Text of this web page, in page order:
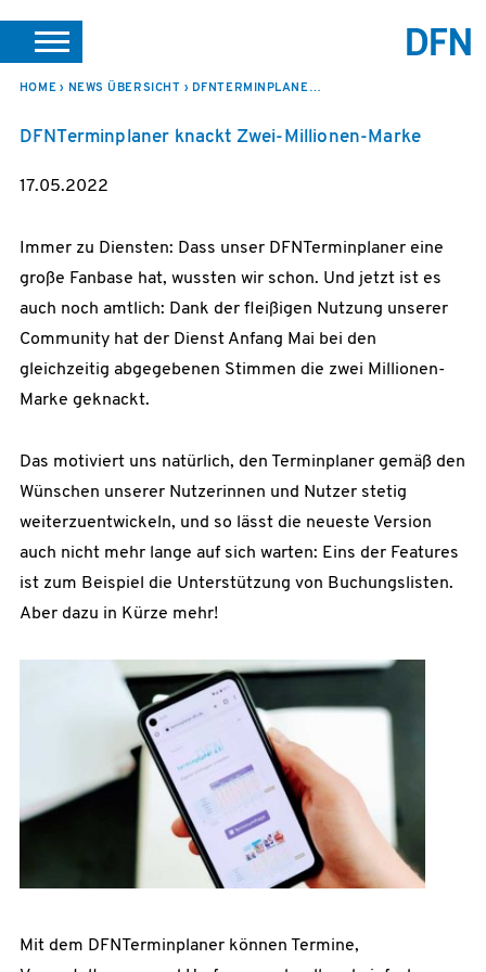
SUCHE PORTALE SUPPORT JOBS LEICHTE SPRACHE
VEREIN INTERN
HOME NEWS ÜBERSICHT DFNTERMINPLANER KNACKT ZWEI-MILLIONEN-MARKE
DFNTerminplaner knackt Zwei-Millionen-Marke
17.05.2022
Immer zu Diensten: Dass unser DFNTerminplaner eine
große Fanbase hat, wussten wir schon. Und jetzt ist es
auch noch amtlich: Dank der fleißigen Nutzung unserer
Community hat der Dienst Anfang Mai bei den
gleichzeitig abgegebenen Stimmen die zwei Millionen-
Marke geknackt.
Das motiviert uns natürlich, den Terminplaner gemäß den
Wünschen unserer Nutzerinnen und Nutzer stetig
weiterzuentwickeln, und so lässt die neueste Version
auch nicht mehr lange auf sich warten: Eins der Features
ist zum Beispiel die Unterstützung von Buchungslisten.
Aber dazu in Kürze mehr!
Mit dem DFNTerminplaner können Termine,